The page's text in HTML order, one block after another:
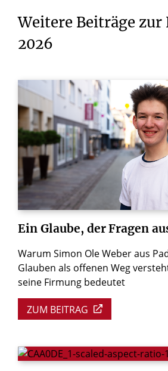
Weitere Beiträge zur
2026
Ein Glaube, derFragen
Warum Simon Ole Weber aus
Glauben als offenen Weg
seine Firmung bedeutet
ZUM BEITRAG